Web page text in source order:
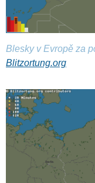
Blesky v Evropě za
Blitzortung.org